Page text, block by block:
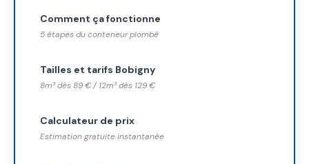
Comment ça fonctionne
5 étapes du conteneur plombé
Tailles et tarifs Bobigny
8m³ dès 89 € / 12m³ dès 129 €
Calculateur de prix
Estimation gratuite instantanée